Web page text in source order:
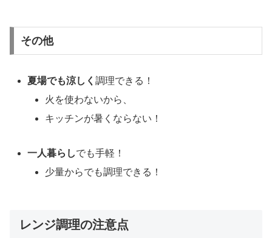
その他
夏場でも涼しく調理できる！
火を使わないから、
キッチンが暑くならない！
一人暮らしでも手軽！
少量からでも調理できる！
レンジ調理の注意点